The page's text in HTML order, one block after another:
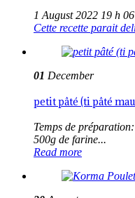
1 August 2022 19 h
Cette recette parait
01 December
petit pâté (ti pâté
Temps de
500g de farine...
Read more